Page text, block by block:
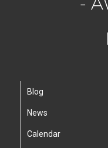
Blog
News
Calendar